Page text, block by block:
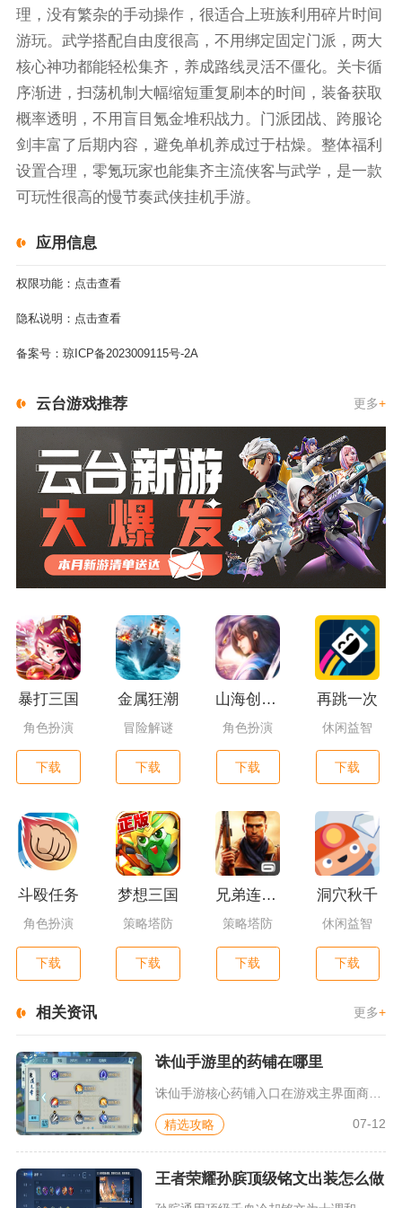
理，没有繁杂的手动操作，很适合上班族利用碎片时间
游玩。武学搭配自由度很高，不用绑定固定门派，两大
核心神功都能轻松集齐，养成路线灵活不僵化。关卡循
序渐进，扫荡机制大幅缩短重复刷本的时间，装备获取
概率透明，不用盲目氪金堆积战力。门派团战、跨服论
剑丰富了后期内容，避免单机养成过于枯燥。整体福利
设置合理，零氪玩家也能集齐主流侠客与武学，是一款
可玩性很高的慢节奏武侠挂机手游。
应用信息
权限功能： 点击查看
隐私说明： 点击查看
备案号： 琼ICP备2023009115号-2A
云台游戏推荐 更多+
暴打三国
角色扮演
下载
金属狂潮
冒险解谜
下载
山海创世录一剑天逆
角色扮演
下载
再跳一次
休闲益智
下载
斗殴任务
角色扮演
下载
梦想三国
策略塔防
下载
兄弟连3：战争之子
策略塔防
下载
洞穴秋千
休闲益智
下载
相关资讯 更多+
诛仙手游里的药铺在哪里
精选攻略 07-12
王者荣耀孙膑顶级铭文出装怎么做